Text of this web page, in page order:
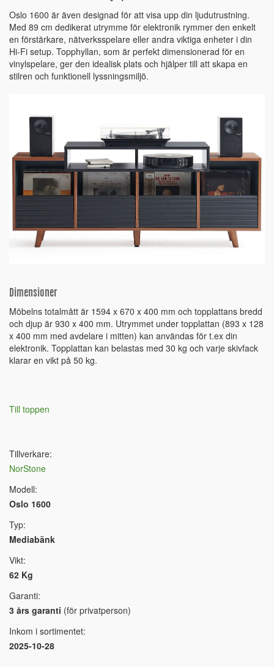
Oslo 1600 är även designad för att visa upp din ljudutrustning.
Med 89 cm dedikerat utrymme för elektronik rymmer den enkelt
en förstärkare, nätverksspelare eller andra viktiga enheter i din
Hi-Fi setup. Topphyllan, som är perfekt dimensionerad för en
vinylspelare, ger den idealisk plats och hjälper till att skapa en
stilren och funktionell lyssningsmiljö.
Dimensioner
Möbelns totalmått är 1594 x 670 x 400 mm och topplattans bredd
och djup är 930 x 400 mm. Utrymmet under topplattan (893 x 128
x 400 mm med avdelare i mitten) kan användas för t.ex din
elektronik. Topplattan kan belastas med 30 kg och varje skivfack
klarar en vikt på 50 kg.
Till toppen
Tillverkare:
NorStone
Modell:
Oslo 1600
Typ:
Mediabänk
Vikt:
62 Kg
Garanti:
3 års garanti (för privatperson)
Inkom i sortimentet:
2025-10-28